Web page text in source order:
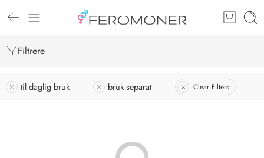
Filtrere
til daglig bruk bruk separat Clear Filters